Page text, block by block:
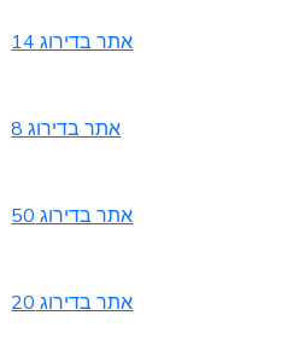
אתר בדירוג 14
אתר בדירוג 8
אתר בדירוג 50
אתר בדירוג 20